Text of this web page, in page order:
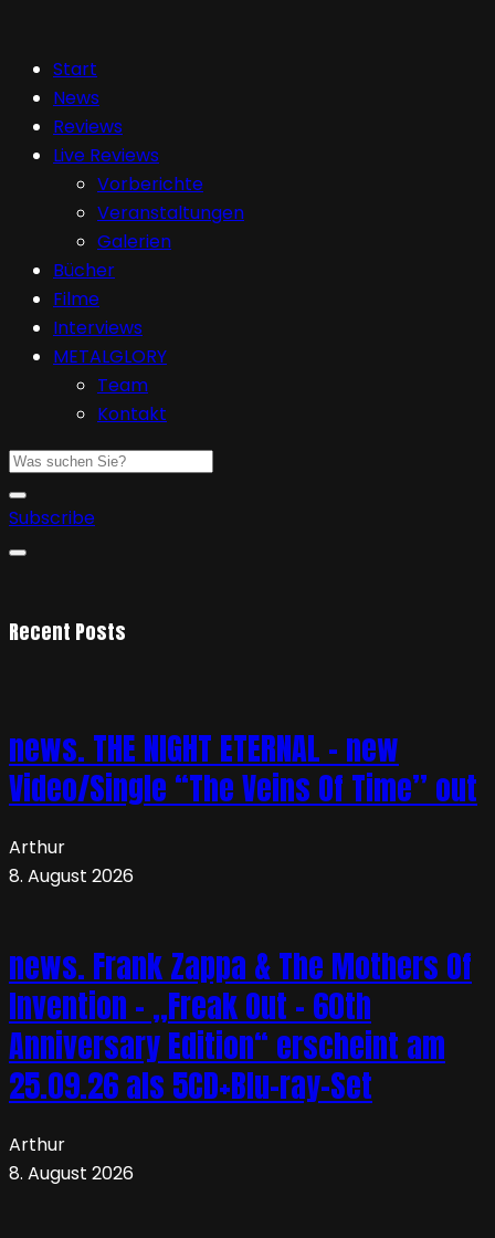
Start
News
Reviews
Live Reviews
Vorberichte
Veranstaltungen
Galerien
Bücher
Filme
Interviews
METALGLORY
Team
Kontakt
Subscribe
Recent Posts
news. THE NIGHT ETERNAL – new
Video/Single “The Veins Of Time” out
Arthur
8. August 2026
news. Frank Zappa & The Mothers Of
Invention – „Freak Out – 60th
Anniversary Edition“ erscheint am
25.09.26 als 5CD+Blu-ray-Set
Arthur
8. August 2026